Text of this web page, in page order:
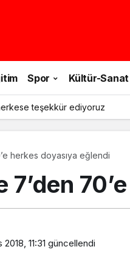
Spor Kültür-Sanat
teşekkür ediyoruz
herkes doyasıya eğlendi
7’den
11:31 güncellendi